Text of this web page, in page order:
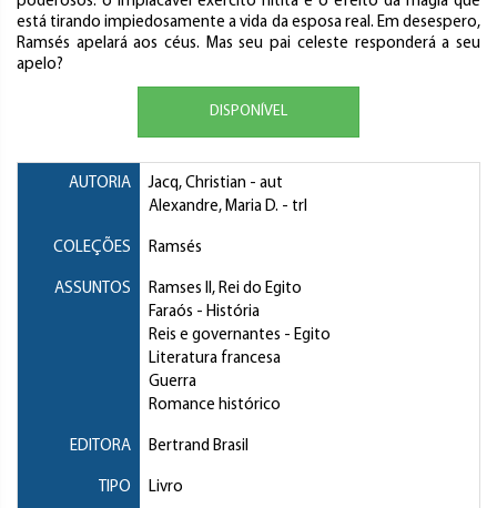
está tirando impiedosamente a vida da esposa real. Em desespero,
Ramsés apelará aos céus. Mas seu pai celeste responderá a seu
apelo?
DISPONÍVEL
AUTORIA Jacq, Christian - aut
Alexandre, Maria D. - trl
COLEÇÕES Ramsés
ASSUNTOS
Ramses II, Rei do Egito
Faraós - História
Reis e governantes - Egito
Literatura francesa
Guerra
Romance histórico
EDITORA Bertrand Brasil
TIPO Livro